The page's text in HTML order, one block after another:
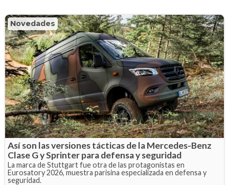
Novedades
Así son las versiones tácticas de la Mercedes-Benz
Clase G y Sprinter para defensa y seguridad
La marca de Stuttgart fue otra de las protagonistas en
Eurosatory 2026, muestra parisina especializada en defensa y
seguridad.